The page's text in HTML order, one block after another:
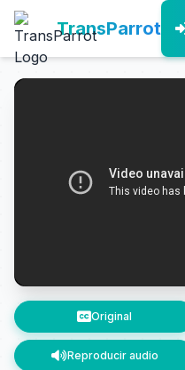
TransParrot
Original
Reproducir audio